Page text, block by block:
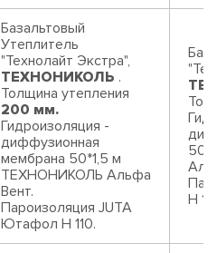
Базальтовый
Утеплитель
"Технолайт Экстра",
ТЕХНОНИКОЛЬ .
Толщина утепления
200 мм.
Гидроизоляция -
диффузионная
мембрана 50*1,5 м
ТЕХНОНИКОЛЬ Альфа
Вент.
Пароизоляция JUTA
Ютафол Н 110.
Н